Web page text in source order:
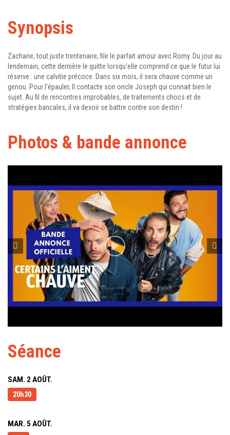
Synopsis
Zacharie, tout juste trentenaire, file le parfait amour avec Romy. Du jour au
lendemain, cette dernière le quitte lorsqu’elle comprend ce que le futur lui
réserve : une calvitie précoce. Dans six mois, il sera chauve comme un
genou. Pour l’épauler, Il contacte son oncle Joseph qui connait bien le
sujet. Au fil de rencontres improbables, de traitements chocs et de
stratégies bancales, il va devoir se battre contre son destin !
Photos & bande annonce
Séance
SAM. 2 AOÛT.
20h30
MAR. 5 AOÛT.